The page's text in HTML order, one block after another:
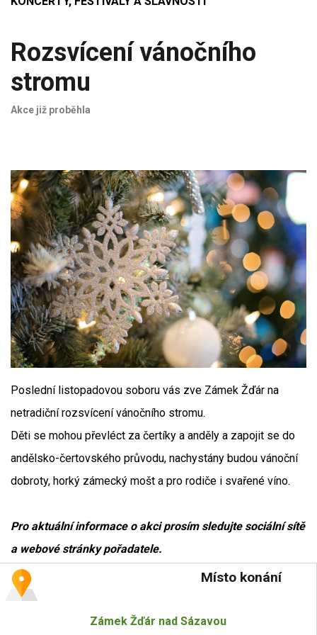
Rozsvícení vánočního
stromu
Akce již proběhla
Poslední listopadovou soboru vás zve Zámek Žďár na
netradiční rozsvícení vánočního stromu.
Děti se mohou převléct za čertíky a anděly a zapojit se do
andělsko-čertovského průvodu, nachystány budou vánoční
dobroty, horký zámecký mošt a pro rodiče i svařené víno.
Pro aktuální informace o akci prosím sledujte sociální sítě
a webové stránky pořadatele.
Místo konání
Zámek Žďár nad Sázavou